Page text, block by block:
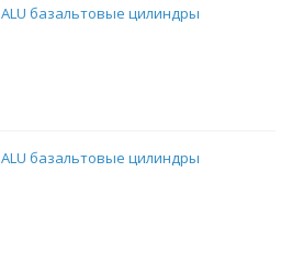
базальтовые цилиндры
базальтовые цилиндры